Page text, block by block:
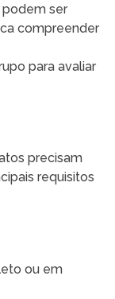
podem ser
compreender
para avaliar
precisam
requisitos
ou em